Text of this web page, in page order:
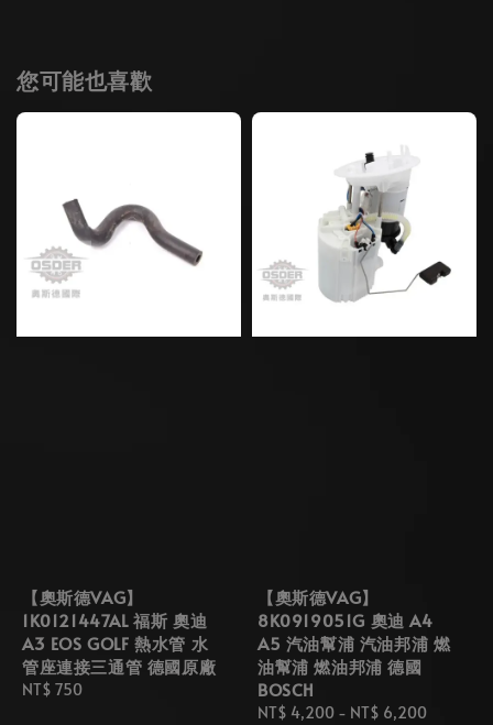
您可能也喜歡
【奧斯德VAG】
1K0121447AL 福斯 奧迪
A3 EOS GOLF 熱水管 水
管座連接三通管 德國原廠
Regular
NT$ 750
【奧斯德VAG】
8K0919051G 奧迪 A4
A5 汽油幫浦 汽油邦浦 燃
油幫浦 燃油邦浦 德國
BOSCH
Regular
NT$ 4,200 - NT$ 6,200